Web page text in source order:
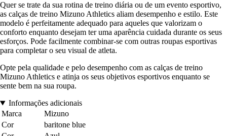
Quer se trate da sua rotina de treino diária ou de um evento esportivo,
as calças de treino Mizuno Athletics aliam desempenho e estilo. Este
modelo é perfeitamente adequado para aqueles que valorizam o
conforto enquanto desejam ter uma aparência cuidada durante os seus
esforços. Pode facilmente combinar-se com outras roupas esportivas
para completar o seu visual de atleta.
Opte pela qualidade e pelo desempenho com as calças de treino
Mizuno Athletics e atinja os seus objetivos esportivos enquanto se
sente bem na sua roupa.
Informações adicionais
Marca
Mizuno
Cor
baritone blue